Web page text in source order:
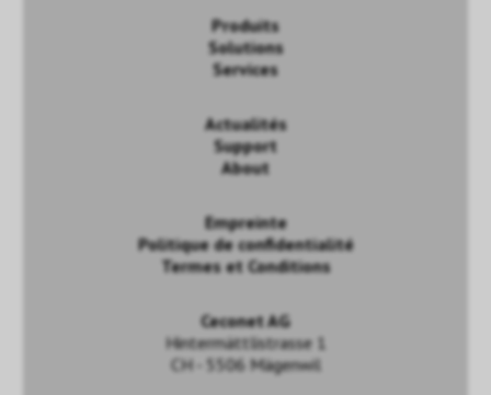
Produits
Solutions
Services
Actualités
Support
About
Empreinte
Politique de confidentialité
Termes et Conditions
Ceconet AG
Hintermättlistrasse 1
CH - 5506 Mägenwil